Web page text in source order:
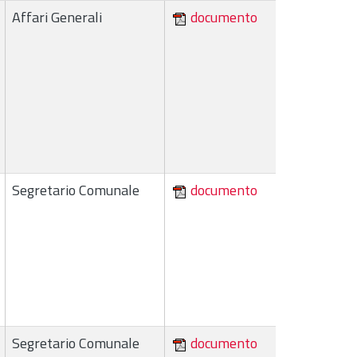
Affari Generali documento
Segretario Comunale documento
Segretario Comunale documento